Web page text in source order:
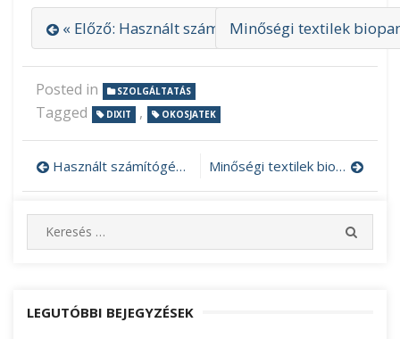
« Előző: Használt számítógép garanciával a
Minőségi textilek
Posted in SZOLGÁLTATÁS
Tagged DIXIT , OKOSJATEK
Bejegyzés
navigáció
Használt számítógép garanciával a Computer Factory révén Minőségi textilek biopamut felhasználásával
e
c
E
LEGUTÓBBI BEJEGYZÉSEK